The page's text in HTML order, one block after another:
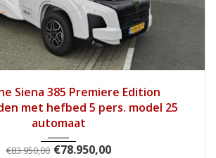
Siena 385 Premiere Edition
met hefbed 5 pers. model 25
automaat
€83.950,00 €78.950,00